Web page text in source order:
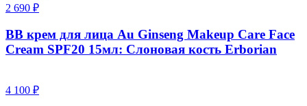
2 690 ₽
BB крем для лица Au Ginseng Makeup Care Face
Cream SPF20 15мл: Слоновая кость Erborian
4 100 ₽